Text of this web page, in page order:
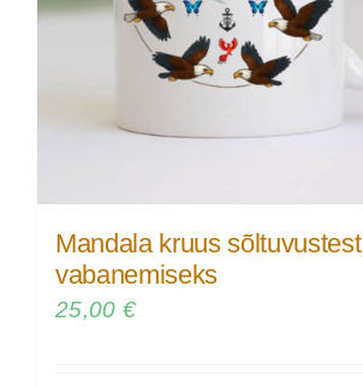
Mandala kruus sõltuvustest
vabanemiseks
25,00 €